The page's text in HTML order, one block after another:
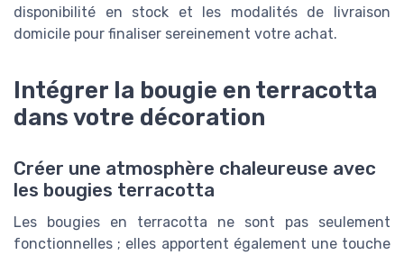
disponibilité en stock et les modalités de livraison
domicile pour finaliser sereinement votre achat.
Intégrer la bougie en terracotta
dans votre décoration
Créer une atmosphère chaleureuse avec
les bougies terracotta
Les bougies en terracotta ne sont pas seulement
fonctionnelles ; elles apportent également une touche